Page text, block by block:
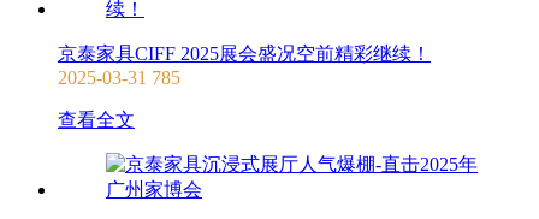
京泰家具CIFF 2025展会盛况空前精彩继续！
2025-03-31 785
查看全文